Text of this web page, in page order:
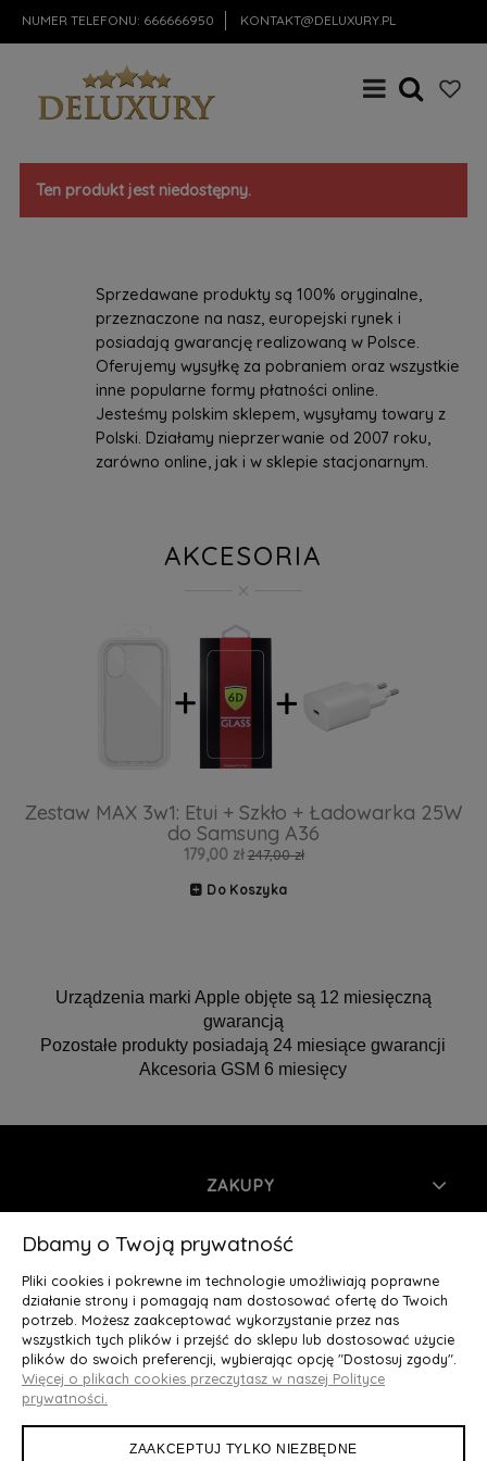
NUMER TELEFONU: 666666950 KONTAKT@DELUXURY.PL
Ten produkt jest niedostępny.
Sprzedawane produkty są 100% oryginalne,
przeznaczone na nasz, europejski rynek i
posiadają gwarancję realizowaną w Polsce.
Oferujemy wysyłkę za pobraniem oraz wszystkie
inne popularne formy płatności online.
Jesteśmy polskim sklepem, wysyłamy towary z
Polski. Działamy nieprzerwanie od 2007 roku,
zarówno online, jak i w sklepie stacjonarnym.
AKCESORIA
Zestaw MAX 3w1: Etui + Szkło + Ładowarka 25W
do Samsung A36
179,00 zł 247,00 zł
Do Koszyka
Urządzenia marki Apple objęte są 12 miesięczną
gwarancją
Pozostałe produkty posiadają 24 miesiące gwarancji
Akcesoria GSM 6 miesięcy
ZAKUPY
INFORMACJE
MOJE KONTO
O NAS
Deluxury.pl
Dbamy o Twoją prywatność
Pliki cookies i pokrewne im technologie umożliwiają poprawne
działanie strony i pomagają nam dostosować ofertę do Twoich
potrzeb. Możesz zaakceptować wykorzystanie przez nas
wszystkich tych plików i przejść do sklepu lub dostosować użycie
plików do swoich preferencji, wybierając opcję "Dostosuj zgody".
Więcej o plikach cookies przeczytasz w naszej Polityce
prywatności.
ZAAKCEPTUJ TYLKO NIEZBĘDNE